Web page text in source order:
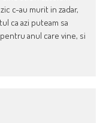
c-au murit in zadar,
ca azi puteam sa
anul care vine, si